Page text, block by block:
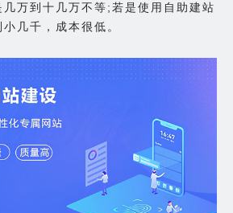
万到十几万不等;若是使用自助建站
几千，成本很低。